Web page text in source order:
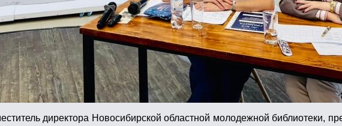
директора Новосибирской областной молодежной библиотеки,